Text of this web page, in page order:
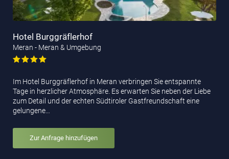
Hotel Burggräflerhof
Meran - Meran & Umgebung
Im Hotel Burggräflerhof in Meran verbringen Sie entspannte
Tage in herzlicher Atmosphäre. Es erwarten Sie neben der Liebe
zum Detail und der echten Südtiroler Gastfreundschaft eine
gelungene…
Zur Anfrage hinzufügen